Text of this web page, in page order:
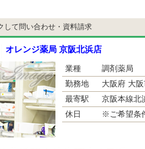
して問い合わせ・資料請求
オレンジ薬局 京阪北浜店
業種
調剤薬局
勤務地
大阪府 大阪
最寄駅
京阪本線北
休日
※ご希望条